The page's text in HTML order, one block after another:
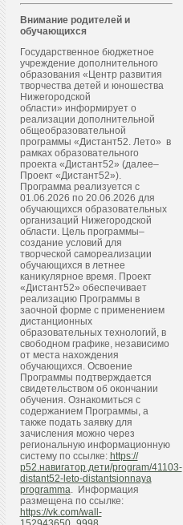
Внимание родителей и
обучающихся
Государственное бюджетное
учреждение дополнительного
образования «Центр развития
творчества детей и юношества
Нижегородской
области» информирует о
реализации дополнительной
общеобразовательной
программы «Дистант52. Лето» в
рамках образовательного
проекта «Дистант52» (далее–
Проект «Дистант52»).
Программа реализуется с
01.06.2026 по 20.06.2026 для
обучающихся образовательных
организаций Нижегородской
области. Цель программы–
создание условий для
творческой самореализации
обучающихся в летнее
каникулярное время. Проект
«Дистант52» обеспечивает
реализацию Программы в
заочной форме с применением
дистанционных
образовательных технологий, в
свободном графике, независимо
от места нахождения
обучающихся. Освоение
Программы подтверждается
свидетельством об окончании
обучения. Ознакомиться с
содержанием Программы, а
также подать заявку для
зачисления можно через
региональную информационную
систему по ссылке: https://
р52.навигатор.дети/program/41103-
distant52-leto-distantsionnaya
programma. Информация
размещена по ссылке:
https://vk.com/wall-